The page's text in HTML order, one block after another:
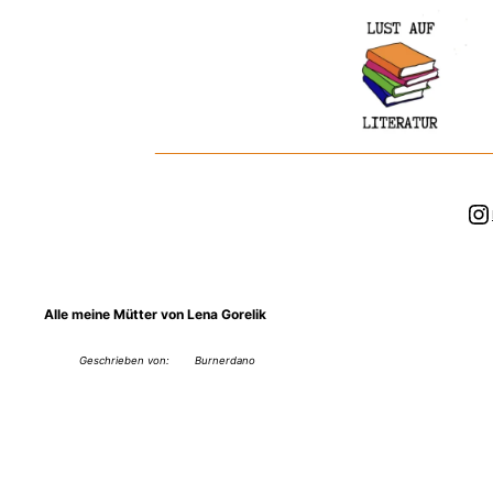
Alle meine Mütter von Lena Gorelik
Geschrieben von: Burnerdano